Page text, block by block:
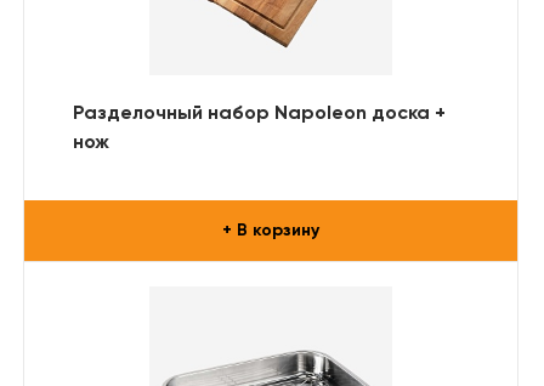
Разделочный набор Napoleon доска +
нож
+ В корзину